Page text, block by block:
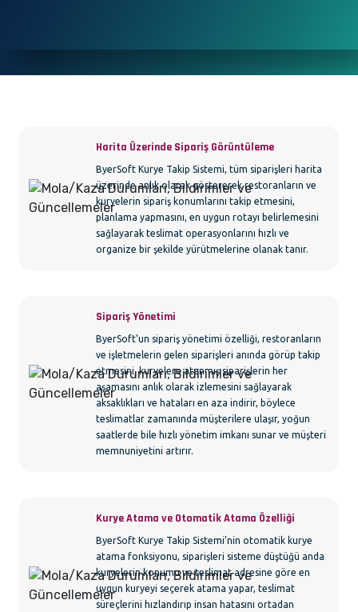
Harita Üzerinde Sipariş Görüntüleme
ByerSoft Kurye Takip Sistemi, tüm siparişleri harita
üzerinde anlık olarak göstererek restoranların ve
kuryelerin sipariş konumlarını takip etmesini,
planlama yapmasını, en uygun rotayı belirlemesini
sağlayarak teslimat operasyonlarını hızlı ve
organize bir şekilde yürütmelerine olanak tanır.
Sipariş Yönetimi
ByerSoft’un sipariş yönetimi özelliği, restoranların
ve işletmelerin gelen siparişleri anında görüp takip
etmesini, kuryelere atanmış siparişlerin her
aşamasını anlık olarak izlemesini sağlayarak
aksaklıkları ve hataları en aza indirir, böylece
teslimatlar zamanında müşterilere ulaşır, yoğun
saatlerde bile hızlı yönetim imkanı sunar ve müşteri
memnuniyetini artırır.
Kurye Atama ve Otomatik Atama Özelliği
ByerSoft Kurye Takip Sistemi’nin otomatik kurye
atama fonksiyonu, siparişleri sisteme düştüğü anda
kuryelerin konumu ve teslimat adresine göre en
uygun kuryeyi seçerek atama yapar, teslimat
süreçlerini hızlandırıp insan hatasını ortadan